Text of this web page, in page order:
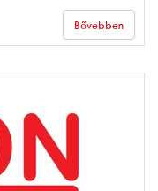
Bővebben